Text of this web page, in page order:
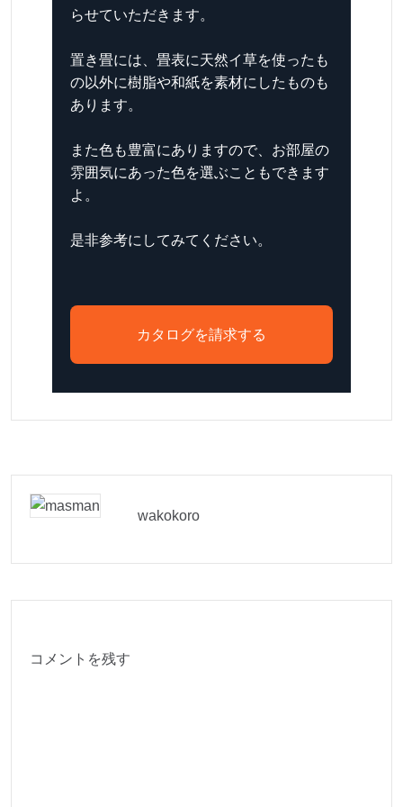
らせていただきます。
置き畳には、畳表に天然イ草を使ったも
の以外に樹脂や和紙を素材にしたものも
あります。
また色も豊富にありますので、お部屋の
雰囲気にあった色を選ぶこともできます
よ。
是非参考にしてみてください。
カタログを請求する
wakokoro
コメントを残す